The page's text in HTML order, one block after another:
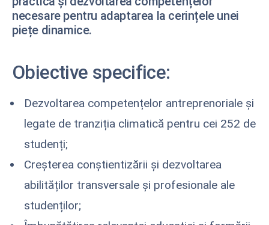
necesare pentru adaptarea la cerințele unei
piețe dinamice.
Obiective specifice:
Dezvoltarea competențelor antreprenoriale și
legate de tranziția climatică pentru cei 252 de
studenți;
Creșterea conștientizării și dezvoltarea
abilităților transversale și profesionale ale
studenților;